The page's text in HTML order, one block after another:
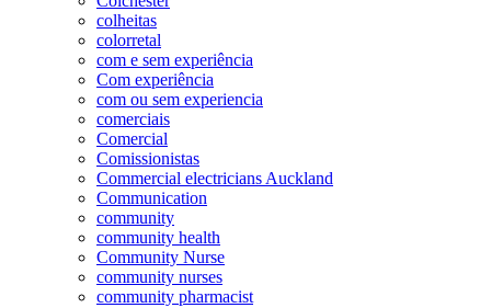
colheitas
colorretal
com e sem experiência
Com experiência
com ou sem experiencia
comerciais
Comercial
Comissionistas
Commercial electricians Auckland
Communication
community
community health
Community Nurse
community nurses
community pharmacist